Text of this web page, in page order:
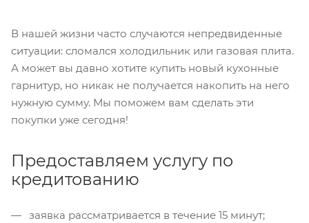
В нашей жизни часто случаются непредвиденные
ситуации: сломался холодильник или газовая плита.
А может вы давно хотите купить новый кухонные
гарнитур, но никак не получается накопить на него
нужную сумму. Мы поможем вам сделать эти
покупки уже сегодня!
Предоставляем услугу по
кредитованию
заявка рассматривается в течение 15 минут;